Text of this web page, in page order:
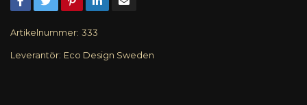
Artikelnummer: 333
Leverantör: Eco Design Sweden